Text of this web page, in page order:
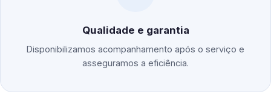
Qualidade e garantia
Disponibilizamos acompanhamento após o serviço e
asseguramos a eficiência.